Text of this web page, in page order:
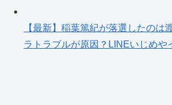
【最新】稲葉篤紀が落選したのは
ラトラブルが原因？LINEいじめや